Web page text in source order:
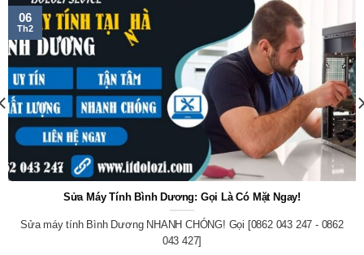
Sửa Máy Tính Bình Dương: Gọi Là Có Mặt Ngay!
Sửa máy tính Bình Dương NHANH CHÓNG! Gọi [0862 043 247 - 0862
043 427]
06
Th2